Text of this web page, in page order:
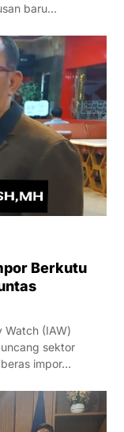
baru…
Berkutu
Watch (IAW)
sektor
impor…